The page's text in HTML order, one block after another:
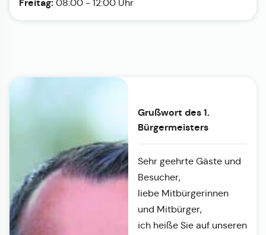
Freitag: 08:00 - 12:00 Uhr
Grußwort des 1.
Bürgermeisters
Sehr geehrte Gäste und
Besucher,
liebe Mitbürgerinnen
und Mitbürger,
ich heiße Sie auf unseren